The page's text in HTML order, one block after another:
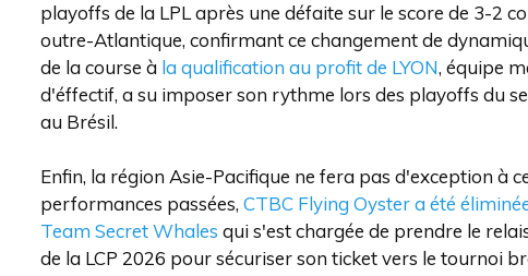
playoffs de la LPL après une défaite sur le score de 3-2
outre-Atlantique, confirmant ce changement de
de la course à la qualification au profit de LYON, équipe
d'éffectif, a su imposer son rythme lors des playoffs du
au Brésil.
Enfin, la région Asie-Pacifique ne fera pas d'exception à
performances passées, CTBC Flying Oyster a été
Team Secret Whales qui s'est chargée de prendre le
de la LCP 2026 pour sécuriser son ticket vers le tournoi